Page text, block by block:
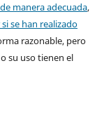
manera adecuada,
se han realizado
razonable, pero
su uso tienen el